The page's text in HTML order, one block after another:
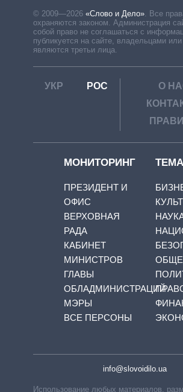
© 2009—2026 «Слово и Дело». Все
охраняются законом. Администрация
собой право не соглашаться с
публикуется на сайте, владельцами или
являются третьи лица.
УКР РОС
О
МОНИТОРИНГ
ПРЕЗИДЕНТ И
ОФИС
ВЕРХОВНАЯ
РАДА
КАБИНЕТ
МИНИСТРОВ
ГЛАВЫ
ОБЛАДМИНИСТРАЦИЙ
МЭРЫ
ВСЕ ПЕРСОНЫ
info@slovoidilo.ua
Использование любых материалов,